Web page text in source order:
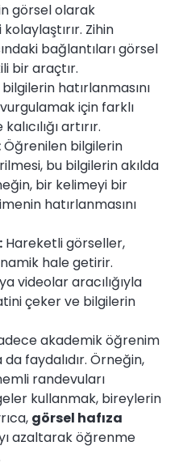
görsel olarak
Zihin
bağlantıları görsel
bir araçtır.
hatırlanmasını
için farklı
artırır.
Öğrenilen bilgilerin
bu bilgilerin akılda
bir kelimeyi bir
hatırlanmasını
Hareketli görseller,
hale getirir.
videolar aracılığıyla
çeker ve bilgilerin
akademik öğrenim
faydalıdır. Örneğin,
randevuları
kullanmak, bireylerin
görsel hafıza
azaltarak öğrenme